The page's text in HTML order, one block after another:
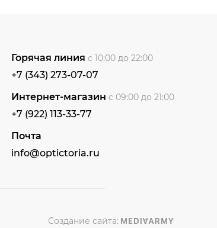
Горячая линия с 10:00 до 22:00
+7 (343) 273-07-07
Интернет-магазин с 09:00 до 21:00
+7 (922) 113-33-77
Почта
info@optictoria.ru
Создание сайта: